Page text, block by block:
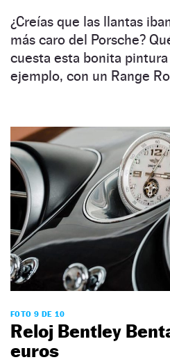
¿Creías que las llantas
más caro del Porsche?
cuesta esta bonita
ejemplo, con un Range
FOTO 9 DE 10
Reloj Bentley
euros